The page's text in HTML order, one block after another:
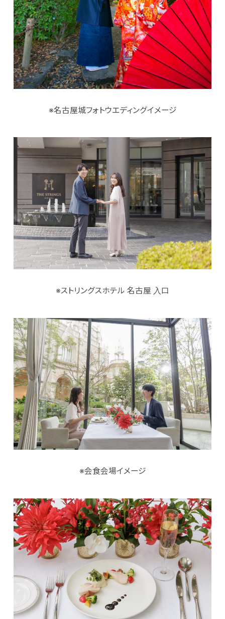
※名古屋城フォトウエディングイメージ
※ストリングスホテル 名古屋 入口
※会食会場イメージ